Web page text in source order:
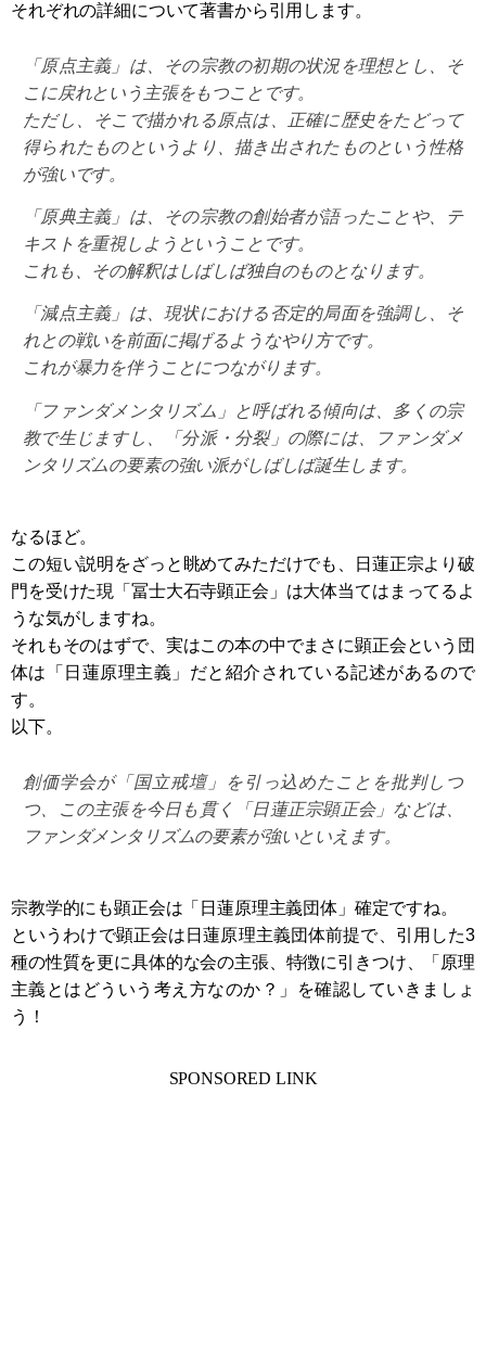
それぞれの詳細について著書から引用します。
「原点主義」は、その宗教の初期の状況を理想とし、そ
こに戻れという主張をもつことです。
ただし、そこで描かれる原点は、正確に歴史をたどって
得られたものというより、描き出されたものという性格
が強いです。
「原典主義」は、その宗教の創始者が語ったことや、テ
キストを重視しようということです。
これも、その解釈はしばしば独自のものとなります。
「減点主義」は、現状における否定的局面を強調し、そ
れとの戦いを前面に掲げるようなやり方です。
これが暴力を伴うことにつながります。
「ファンダメンタリズム」と呼ばれる傾向は、多くの宗
教で生じますし、「分派・分裂」の際には、ファンダメ
ンタリズムの要素の強い派がしばしば誕生します。
なるほど。
この短い説明をざっと眺めてみただけでも、日蓮正宗より破
門を受けた現「冨士大石寺顕正会」は大体当てはまってるよ
うな気がしますね。
それもそのはずで、実はこの本の中でまさに顕正会という団
体は「日蓮原理主義」だと紹介されている記述があるので
す。
以下。
創価学会が「国立戒壇」を引っ込めたことを批判しつ
つ、この主張を今日も貫く「日蓮正宗顕正会」などは、
ファンダメンタリズムの要素が強いといえます。
宗教学的にも顕正会は「日蓮原理主義団体」確定ですね。
というわけで顕正会は日蓮原理主義団体前提で、引用した3
種の性質を更に具体的な会の主張、特徴に引きつけ、「原理
主義とはどういう考え方なのか？」を確認していきましょ
う！
SPONSORED LINK